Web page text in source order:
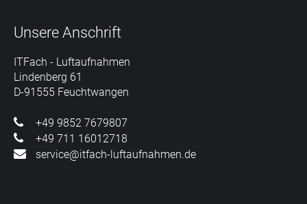
Unsere Anschrift
ITFach - Luftaufnahmen
Lindenberg 61
D-91555 Feuchtwangen
+49 9852 7679807
+49 711 16012718
service@itfach-luftaufnahmen.de